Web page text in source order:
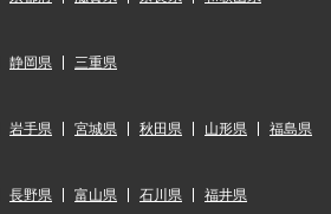
静岡県 三重県
岩手県 宮城県 秋田県 山形県 福島県
長野県 富山県 石川県 福井県